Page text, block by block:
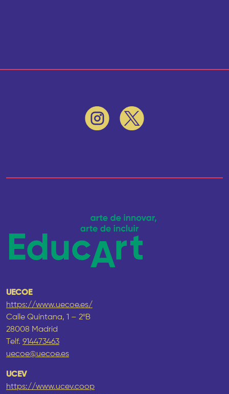
UECOE
https://www.uecoe.es/
Calle Quintana, 1 – 2ºB
28008 Madrid
Telf. 914473463
uecoe@uecoe.es
UCEV
https://www.ucev.coop